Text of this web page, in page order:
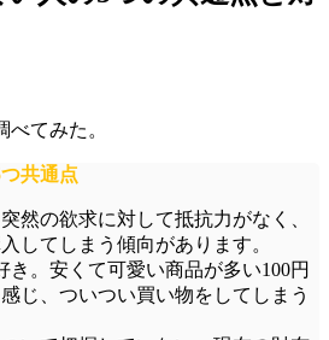
てみた。
共通点
突然の欲求に対して抵抗力がなく、
してしまう傾向があります。
。 安くて可愛い商品が多い100円
じ、ついつい買い物をしてしまう